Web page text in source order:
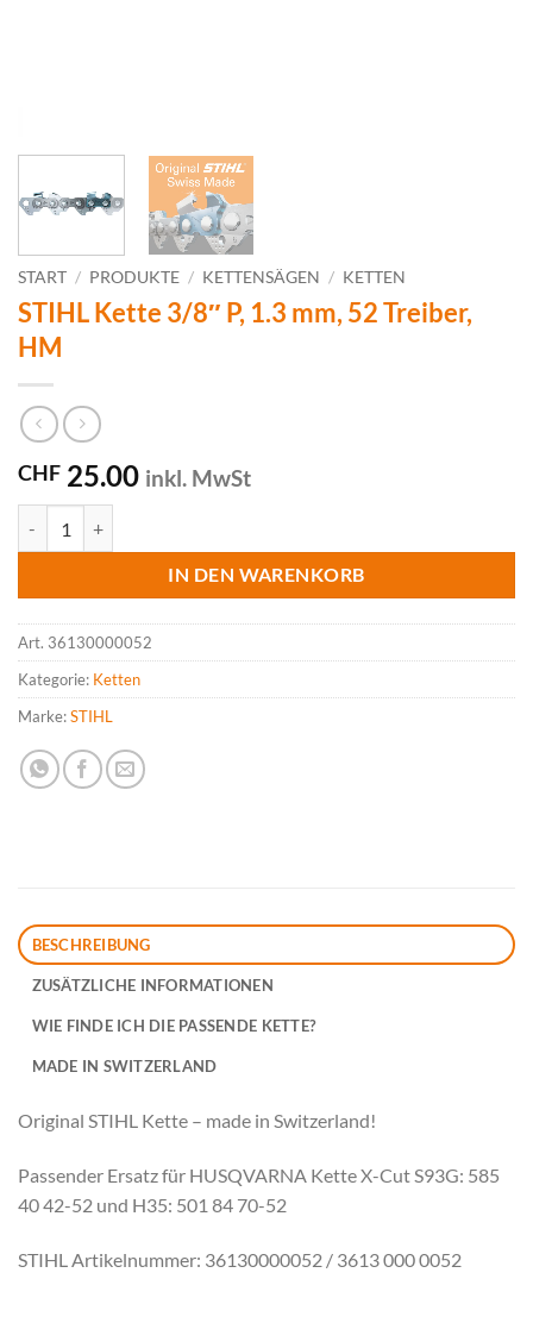
START / PRODUKTE / KETTENSÄGEN / KETTEN
STIHL Kette 3/8″ P, 1.3 mm, 52 Treiber,
HM
CHF 25.00 inkl. MwSt
IN DEN WARENKORB
Art. 36130000052
Kategorie: Ketten
Marke:STIHL
BESCHREIBUNG
ZUSÄTZLICHE INFORMATIONEN
WIE FINDE ICH DIE PASSENDE KETTE?
MADE IN SWITZERLAND
Original STIHL Kette – made in Switzerland!
Passender Ersatz für HUSQVARNA Kette X-Cut S93G: 585
40 42-52 und H35: 501 84 70-52
STIHL Artikelnummer: 36130000052 / 3613 000 0052